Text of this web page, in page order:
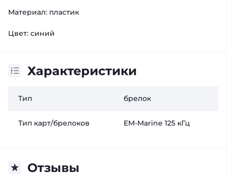
Материал: пластик
Цвет: синий
Характеристики
Тип брелок
Тип карт/брелоков EM-Marine 125 кГц
Отзывы